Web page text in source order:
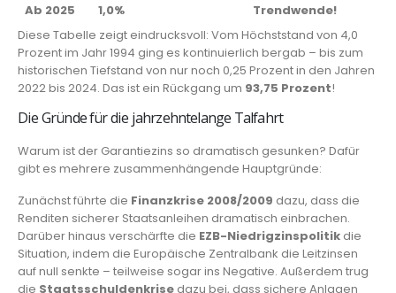
Ab 2025 1,0%
Trendwende!
Diese Tabelle zeigt eindrucksvoll: Vom Höchststand von 4,0
Prozent im Jahr 1994 ging es kontinuierlich bergab – bis zum
historischen Tiefstand von nur noch 0,25 Prozent in den Jahren
2022 bis 2024. Das ist ein Rückgang um 93,75 Prozent!
Die Gründe für die jahrzehntelange Talfahrt
Warum ist der Garantiezins so dramatisch gesunken? Dafür
gibt es mehrere zusammenhängende Hauptgründe:
Zunächst führte die Finanzkrise 2008/2009 dazu, dass die
Renditen sicherer Staatsanleihen dramatisch einbrachen.
Darüber hinaus verschärfte die EZB-Niedrigzinspolitik die
Situation, indem die Europäische Zentralbank die Leitzinsen
auf null senkte – teilweise sogar ins Negative. Außerdem trug
die Staatsschuldenkrise dazu bei, dass sichere Anlagen